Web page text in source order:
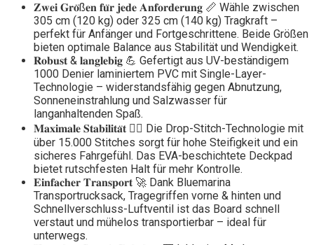
𝐙𝐰𝐞𝐢 𝐆𝐫𝐨̈ß𝐞𝐧 𝐟𝐮̈𝐫 𝐣𝐞𝐝𝐞 𝐀𝐧𝐟𝐨𝐫𝐝𝐞𝐫𝐮𝐧𝐠 📏 Wähle zwischen
305 cm (120 kg) oder 325 cm (140 kg) Tragkraft –
perfekt für Anfänger und Fortgeschrittene. Beide Größen
bieten optimale Balance aus Stabilität und Wendigkeit.
𝐑𝐨𝐛𝐮𝐬𝐭 & 𝐥𝐚𝐧𝐠𝐥𝐞𝐛𝐢𝐠 💪 Gefertigt aus UV-beständigem
1000 Denier laminiertem PVC mit Single-Layer-
Technologie – widerstandsfähig gegen Abnutzung,
Sonneneinstrahlung und Salzwasser für
langanhaltenden Spaß.
𝐌𝐚𝐱𝐢𝐦𝐚𝐥𝐞 𝐒𝐭𝐚𝐛𝐢𝐥𝐢𝐭𝐚̈𝐭 🏄‍♂️ Die Drop-Stitch-Technologie mit
über 15.000 Stitches sorgt für hohe Steifigkeit und ein
sicheres Fahrgefühl. Das EVA-beschichtete Deckpad
bietet rutschfesten Halt für mehr Kontrolle.
𝐄𝐢𝐧𝐟𝐚𝐜𝐡𝐞𝐫 𝐓𝐫𝐚𝐧𝐬𝐩𝐨𝐫𝐭 🚀 Dank Bluemarina
Transportrucksack, Tragegriffen vorne & hinten und
Schnellverschluss-Luftventil ist das Board schnell
verstaut und mühelos transportierbar – ideal für
unterwegs.